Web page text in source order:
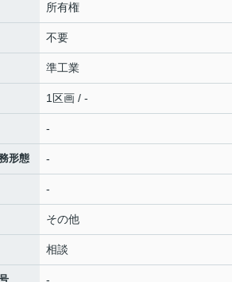
所有権
不要
準工業
1区画 / -
-
形態 -
-
その他
相談